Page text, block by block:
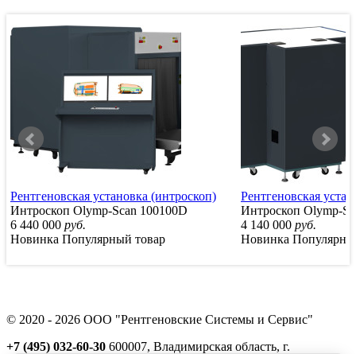
Рентгеновская установка (интроскоп)
Интроскоп Olymp-Scan 100100D
6 440 000 руб.
Новинка Популярный товар
Рентгеновская
Интроскоп Olymp-
4 140 000 руб.
Новинка
© 2020 - 2026 ООО "Рентгеновские Системы и Сервис"
+7 (495) 032-60-30 600007, Владимирская область, г.